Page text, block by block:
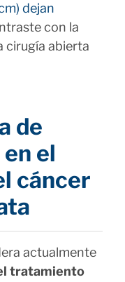
dejan
con la
cirugía abierta
de
el
cáncer
actualmente
tratamiento